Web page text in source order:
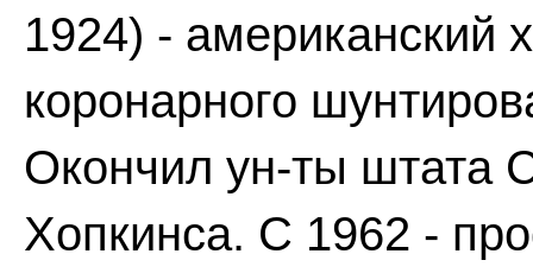
1924) - американский
коронарного
Окончил ун-ты штата
Хопкинса. С 1962 -